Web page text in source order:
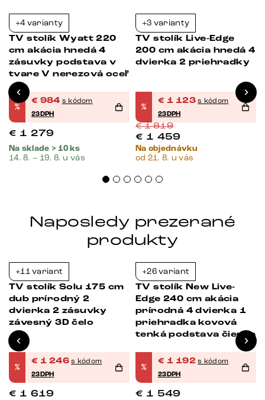
+4 varianty
TV stolík Wyatt 220
cm akácia hnedá 4
zásuvky podstava v
tvare V nerezová oceľ
%
€ 984 s kódom
23DPH
€ 1 279
Na sklade > 10 ks
14. 8. – 19. 8. u vás
+3 varianty
TV stolík Live-Edge
200 cm akácia hnedá 4
dvierka 2 priehradky
%
€ 1 123 s kódom
23DPH
€1 819
€ 1 459
Na objednávku
od 21. 8. u vás
Naposledy prezerané
produkty
+11 variant
TV stolík Solu 175 cm
dub prírodný 2
dvierka 2 zásuvky
závesný 3D čelo
%
€ 1 246 s kódom
23DPH
€ 1 619
+26 variant
TV stolík New Live-
Edge 240 cm akácia
prírodná 4 dvierka 1
priehradka kovová
tenká podstava čierna
%
€ 1 192 s kódom
23DPH
€ 1 549